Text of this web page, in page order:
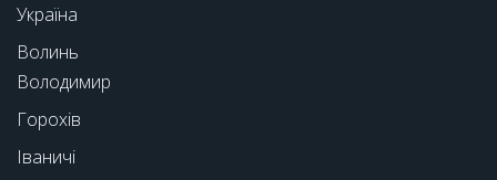
Україна
Волинь
Володимир
Горохів
Іваничі